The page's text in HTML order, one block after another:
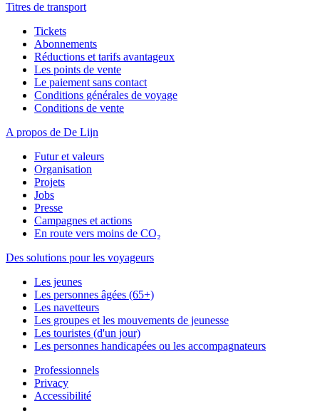
Titres de transport
Tickets
Abonnements
Réductions et tarifs avantageux
Les points de vente
Le paiement sans contact
Conditions générales de voyage
Conditions de vente
A propos de De Lijn
Futur et valeurs
Organisation
Projets
Jobs
Presse
Campagnes et actions
En route vers moins de CO₂
Des solutions pour les voyageurs
Les jeunes
Les personnes âgées (65+)
Les navetteurs
Les groupes et les mouvements de jeunesse
Les touristes (d'un jour)
Les personnes handicapées ou les accompagnateurs
Professionnels
Privacy
Accessibilité